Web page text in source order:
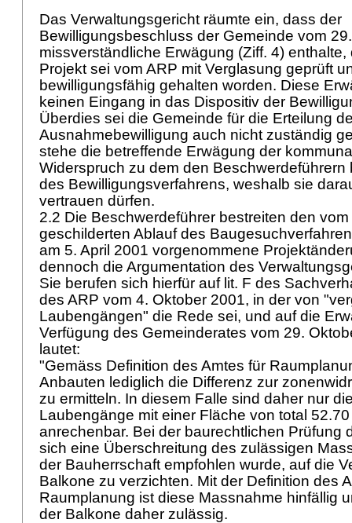
Das Verwaltungsgericht räumte ein, dass der
Bewilligungsbeschluss der Gemeinde vom
missverständliche Erwägung (Ziff. 4)
Projekt sei vom ARP mit Verglasung geprüft
bewilligungsfähig gehalten worden. Diese
keinen Eingang in das Dispositiv der
Überdies sei die Gemeinde für die Erteilung
Ausnahmebewilligung auch nicht zuständig
stehe die betreffende Erwägung der
Widerspruch zu dem den Beschwerdeführern
des Bewilligungsverfahrens, weshalb sie
vertrauen dürfen.
2.2 Die Beschwerdeführer bestreiten den
geschilderten Ablauf des
am 5. April 2001 vorgenommene
dennoch die Argumentation des
Sie berufen sich hierfür auf lit. F des
des ARP vom 4. Oktober 2001, in der von
Laubengängen" die Rede sei, und auf die
Verfügung des Gemeinderates vom 29.
lautet:
"Gemäss Definition des Amtes für
Anbauten lediglich die Differenz zur
zu ermitteln. In diesem Falle sind daher nur
Laubengänge mit einer Fläche von total
anrechenbar. Bei der baurechtlichen Prüfung
sich eine Überschreitung des zulässigen
der Bauherrschaft empfohlen wurde, auf die
Balkone zu verzichten. Mit der Definition des
Raumplanung ist diese Massnahme hinfällig
der Balkone daher zulässig.